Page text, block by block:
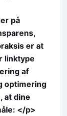
på
er at
linktype
af
optimering
at dine
</p>